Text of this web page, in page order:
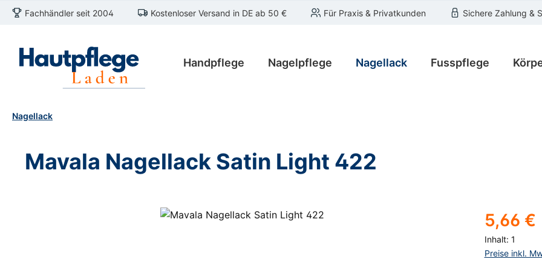
Hauptinhalt springen
Zur Suche springen
Zur Hauptnavigation springen
Fachhändler seit 2004 Kostenloser Versand in DE ab 50 € Für Praxis & Privatkunden Sichere Zahlung &
Handpflege Nagelpflege Nagellack Fusspflege
Nagellack
Mavala Nagellack Satin Light 422
Regulärer
5,66 €
Inhalt: 1
Preise inkl.